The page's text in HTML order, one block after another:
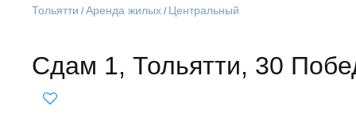
Тольятти /Аренда жилых / Центральный
Сдам 1, Тольятти, 30